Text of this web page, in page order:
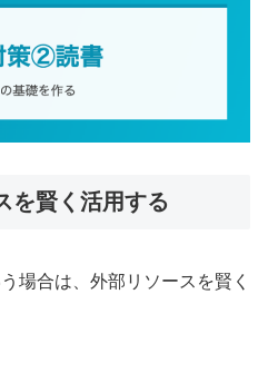
賢く活用する
場合は、外部リソースを賢く